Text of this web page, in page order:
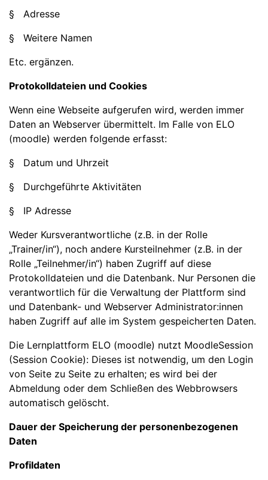
§ Adresse
§ Weitere Namen
Etc. ergänzen.
Protokolldateien und Cookies
Wenn eine Webseite aufgerufen wird, werden immer
Daten an Webserver übermittelt. Im Falle von ELO
(moodle) werden folgende erfasst:
§ Datum und Uhrzeit
§ Durchgeführte Aktivitäten
§ IP Adresse
Weder Kursverantwortliche (z.B. in der Rolle
„Trainer/in“), noch andere Kursteilnehmer (z.B. in der
Rolle „Teilnehmer/in“) haben Zugriff auf diese
Protokolldateien und die Datenbank. Nur Personen die
verantwortlich für die Verwaltung der Plattform sind
und Datenbank- und Webserver Administrator:innen
haben Zugriff auf alle im System gespeicherten Daten.
Die Lernplattform ELO (moodle) nutzt MoodleSession
(Session Cookie): Dieses ist notwendig, um den Login
von Seite zu Seite zu erhalten; es wird bei der
Abmeldung oder dem Schließen des Webbrowsers
automatisch gelöscht.
Dauer der Speicherung der personenbezogenen
Daten
Profildaten